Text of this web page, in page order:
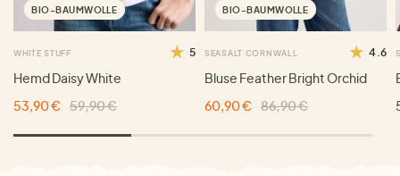
BIO-BAUMWOLLE
WHITE STUFF 5
Hemd Daisy White
53,90 €
59,90 €
BIO-BAUMWOLLE
SEASALT CORNWALL 4.6
Bluse Feather Bright Orchid
60,90 €
86,90 €